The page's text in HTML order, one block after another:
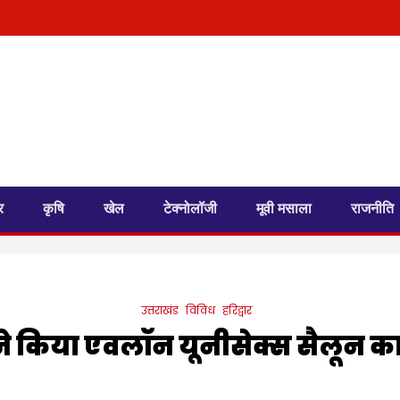
कृषि खेल टेक्नोलॉजी मूवी मसाला राजनीति
उत्तराखंड विविध हरिद्वार
किया एवलॉन यूनीसेक्स सैलून का